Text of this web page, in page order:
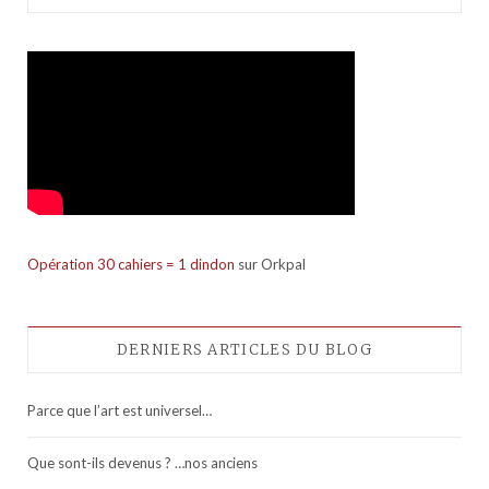
Opération 30 cahiers = 1 dindon sur Orkpal
DERNIERS ARTICLES DU BLOG
Parce que l’art est universel…
Que sont-ils devenus ? …nos anciens